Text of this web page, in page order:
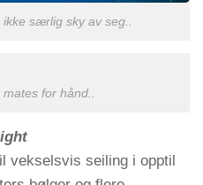
særlig sky av seg..
for hånd..
vekselsvis seiling i opptil